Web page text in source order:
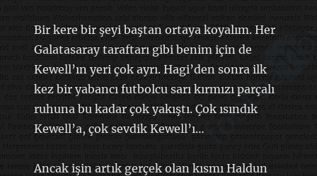
Bir kere bir şeyi baştan ortaya koyalım. Her
Galatasaray taraftarı gibi benim için de
Kewell’ın yeri çok ayrı. Hagi’den sonra ilk
kez bir yabancı futbolcu sarı kırmızı parçalı
ruhuna bu kadar çok yakıştı. Çok ısındık
Kewell’a, çok sevdik Kewell’ı…
Ancak işin artık gerçek olan kısmı Haldun